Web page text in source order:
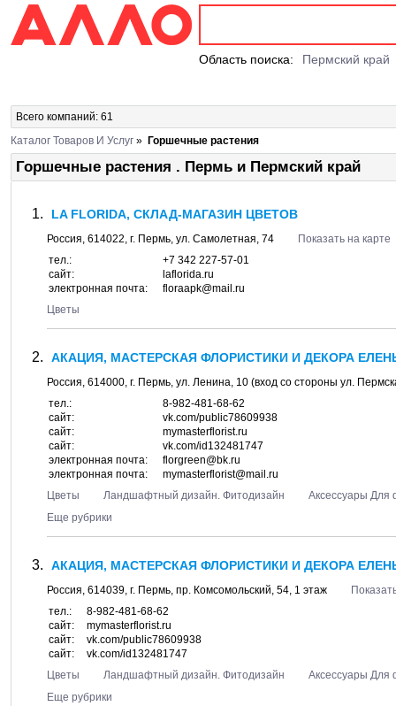
Область поиска: Пермский край
Всего компаний: 61
Каталог Товаров И Услуг » Горшечные растения
Горшечные растения . Пермь и Пермский край
LA FLORIDA, СКЛАД-МАГАЗИН ЦВЕТОВ
Россия, 614022, г. Пермь, ул. Самолетная, 74
Показать на карте
тел.:
+7 342 227-57-01
сайт:
laflorida.ru
электронная почта:
floraapk@mail.ru
Цветы
АКАЦИЯ, МАСТЕРСКАЯ ФЛОРИСТИКИ И ДЕКОРА
Россия, 614000, г. Пермь, ул. Ленина, 10 (вход со стороны ул.
тел.:
8-982-481-68-62
сайт:
vk.com/public78609938
сайт:
mymasterflorist.ru
сайт:
vk.com/id132481747
электронная почта:
florgreen@bk.ru
электронная почта:
mymasterflorist@mail.ru
Цветы
Ландшафтный дизайн. Фитодизайн
Аксессуары Для
Еще рубрики
АКАЦИЯ, МАСТЕРСКАЯ ФЛОРИСТИКИ И ДЕКОРА
Россия, 614039, г. Пермь, пр. Комсомольский, 54, 1 этаж
тел.:
8-982-481-68-62
сайт:
mymasterflorist.ru
сайт:
vk.com/public78609938
сайт:
vk.com/id132481747
Цветы
Ландшафтный дизайн. Фитодизайн
Аксессуары Для
Еще рубрики